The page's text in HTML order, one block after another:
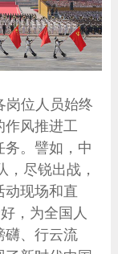
岗位人员始终
作风推进工
。譬如，中
尽锐出战，
动现场和直
，为全国人
礴、行云流